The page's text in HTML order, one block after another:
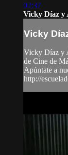
02:37
Vicky Díaz y
Vicky
Vicky Díaz y
de Cine de
Apúntate a
http://